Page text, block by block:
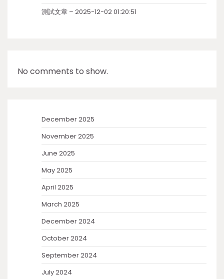
測試文章 – 2025-12-02 01:20:51
No comments to show.
December 2025
November 2025
June 2025
May 2025
April 2025
March 2025
December 2024
October 2024
September 2024
July 2024